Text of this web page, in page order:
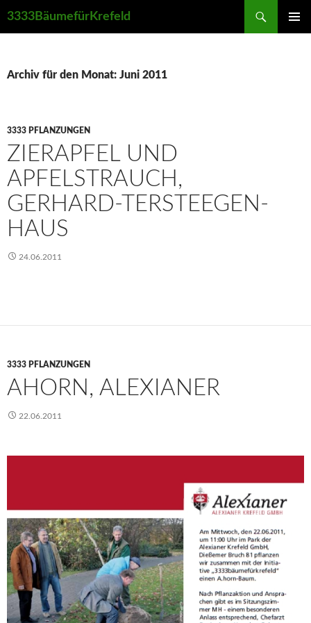
3333BäumefürKrefeld
Archiv für den Monat: Juni 2011
3333 PFLANZUNGEN
ZIERAPFEL UND
APFELSTRAUCH,
GERHARD-TERSTEEGEN-
HAUS
24.06.2011
3333 PFLANZUNGEN
AHORN, ALEXIANER
22.06.2011